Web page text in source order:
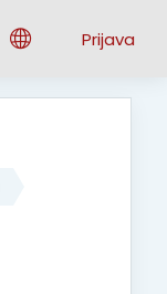
Prijava